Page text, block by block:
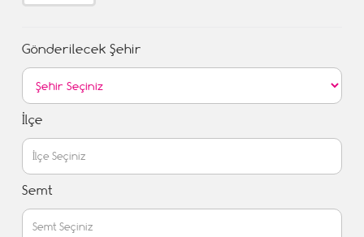
Gönderilecek Şehir
İlçe
Semt